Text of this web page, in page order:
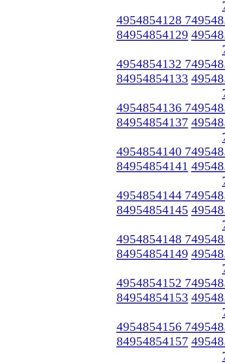
4954854128
84954854129
4954854132
84954854133
4954854136
84954854137
4954854140
84954854141
4954854144
84954854145
4954854148
84954854149
4954854152
84954854153
4954854156
84954854157